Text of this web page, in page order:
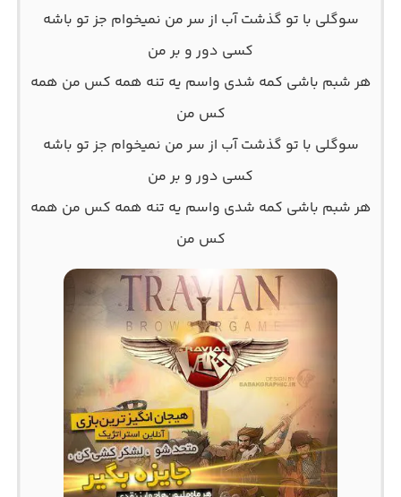
سوگلی با تو گذشت آب از سر من نمیخوام جز تو باشه
کسی دور و بر من
هر شبم باشی کمه شدی واسم یه تنه همه کس من همه
کس من
سوگلی با تو گذشت آب از سر من نمیخوام جز تو باشه
کسی دور و بر من
هر شبم باشی کمه شدی واسم یه تنه همه کس من همه
کس من